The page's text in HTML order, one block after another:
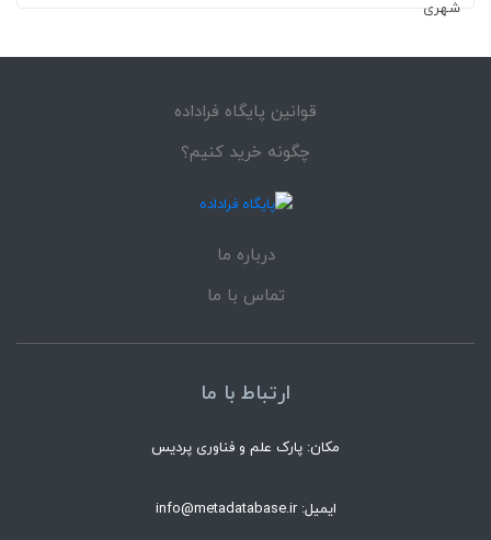
قوانین پایگاه فراداده
چگونه خرید کنیم؟
درباره ما
تماس با ما
ارتباط با ما
مکان: پارک علم و فناوری پردیس
ایمیل: info@metadatabase.ir